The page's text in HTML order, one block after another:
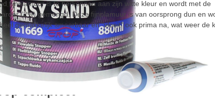
fijnplamuur is te herkennen aan zijn witte kleur en wordt met de
(2%) gemengd. Deze fijnplamuur is van oorsprong dun en
gemakkelijk smeerbaar en "vloeit" ook prima na, wat weer de
compleet